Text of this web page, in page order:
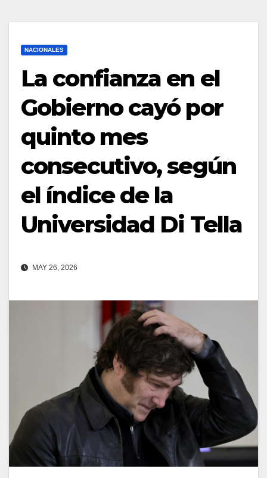
NACIONALES
La confianza en el
Gobierno cayó por
quinto mes
consecutivo, según
el índice de la
Universidad Di Tella
MAY 26, 2026